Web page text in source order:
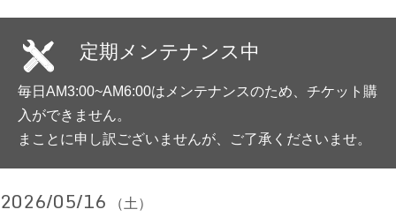
定期メンテナンス中
毎日AM3:00~AM6:00はメンテナンスのため、チケット購
入ができません。
まことに申し訳ございませんが、ご了承くださいませ。
2026/05/16 （土）